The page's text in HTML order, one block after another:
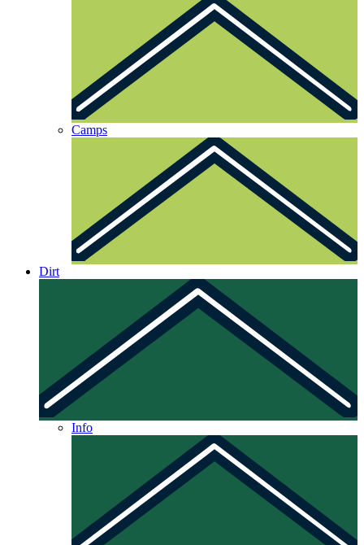
Camps
Dirt
Info